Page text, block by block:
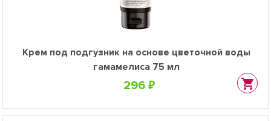
Крем под подгузник на основе цветочной воды
гамамелиса 75 мл
296 ₽